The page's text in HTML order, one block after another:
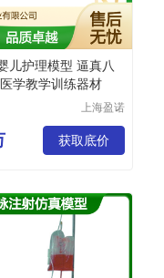
儿护理模型 逼真八
学教学训练器材
上海盈诺
公司
获取底价